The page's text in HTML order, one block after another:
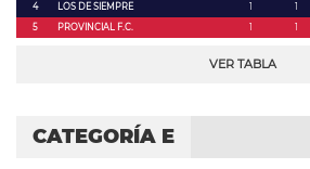
4
LOS DE SIEMPRE 1 1
5
PROVINCIAL F.C. 1 1
VER TABLA
CATEGORÍA E